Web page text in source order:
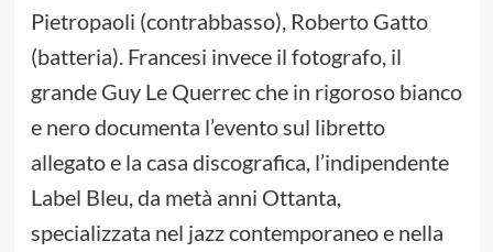
Pietropaoli (contrabbasso), Roberto Gatto
(batteria). Francesi invece il fotografo, il
grande Guy Le Querrec che in rigoroso bianco
e nero documenta l’evento sul libretto
allegato e la casa discografica, l’indipendente
Label Bleu, da metà anni Ottanta,
specializzata nel jazz contemporaneo e nella